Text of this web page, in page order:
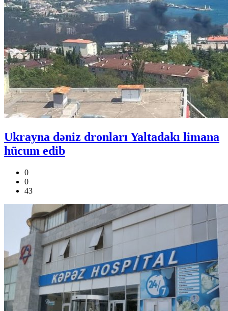
Ukrayna dəniz dronları Yaltadakı limana
hücum edib
0
0
43